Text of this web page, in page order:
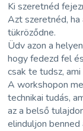
Ki szeretnéd
Azt szeretnéd,
tükröződne.
Üdv azon a
hogy fedezd fel
csak te tudsz,
A workshopon
technikai tudás,
az a belső
elinduljon benned